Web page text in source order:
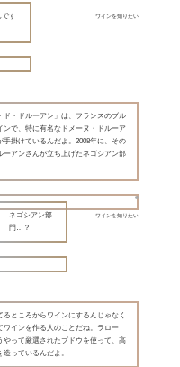
ワインを知りたい
です
ド・ドルーアン」は、フランスのブル
ンで、特に有名なドメーヌ・ドルーア
手掛けているんだよ。2008年に、その
ーアンさんが立ち上げたネゴシアン部
ワインを知りたい
ネゴシアン部
門…？
ところからワインにするんじゃなく
ワインを作る人のことだね。ラロー
やって厳選されたブドウを使って、高
っているんだよ。